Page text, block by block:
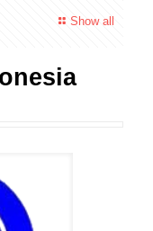
Show all